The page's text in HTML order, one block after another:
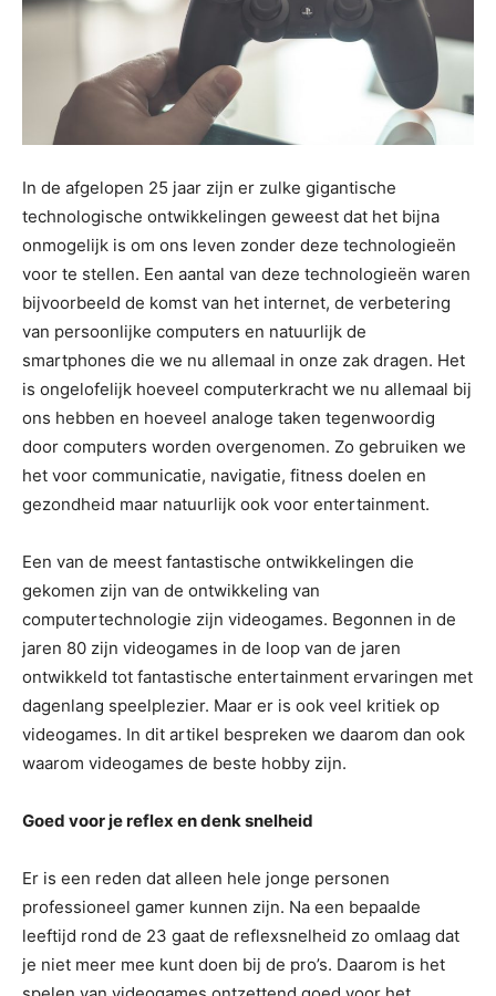
In de afgelopen 25 jaar zijn er zulke gigantische
technologische ontwikkelingen geweest dat het bijna
onmogelijk is om ons leven zonder deze technologieën
voor te stellen. Een aantal van deze technologieën waren
bijvoorbeeld de komst van het internet, de verbetering
van persoonlijke computers en natuurlijk de
smartphones die we nu allemaal in onze zak dragen. Het
is ongelofelijk hoeveel computerkracht we nu allemaal bij
ons hebben en hoeveel analoge taken tegenwoordig
door computers worden overgenomen. Zo gebruiken we
het voor communicatie, navigatie, fitness doelen en
gezondheid maar natuurlijk ook voor entertainment.
Een van de meest fantastische ontwikkelingen die
gekomen zijn van de ontwikkeling van
computertechnologie zijn videogames. Begonnen in de
jaren 80 zijn videogames in de loop van de jaren
ontwikkeld tot fantastische entertainment ervaringen met
dagenlang speelplezier. Maar er is ook veel kritiek op
videogames. In dit artikel bespreken we daarom dan ook
waarom videogames de beste hobby zijn.
Goed voor je reflex en denk snelheid
Er is een reden dat alleen hele jonge personen
professioneel gamer kunnen zijn. Na een bepaalde
leeftijd rond de 23 gaat de reflexsnelheid zo omlaag dat
je niet meer mee kunt doen bij de pro’s. Daarom is het